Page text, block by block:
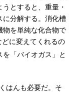
とすると、重量・
に分解する。消化槽
物を単純な化合物で
どに変えてくれるの
「バイオガス」と
はんも必要だ。そ